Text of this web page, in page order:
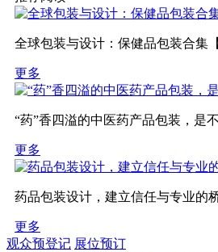
全球包装与设计：保健品包装合集
更多
“药”香四溢的中医药产品包装，是
更多
药品包装设计，建立信任与专业的
更多
观众预登记 展位预订